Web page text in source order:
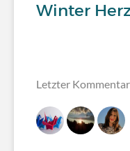
Winter
Letzter